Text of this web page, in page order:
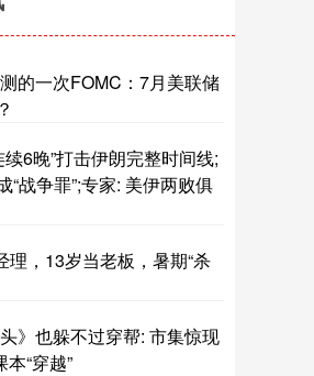
的一次FOMC：7月美联储
6晚”打击伊朗完整时间线;
“战争罪”;专家: 美伊两败俱
理，13岁当老板，暑期“杀
》也躲不过穿帮: 市集惊现
“穿越”